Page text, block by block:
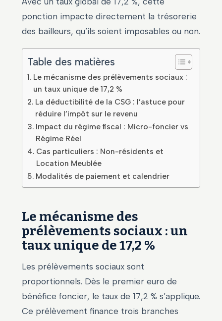
ponction impacte directement la trésorerie
des bailleurs, qu’ils soient imposables ou non.
Table des matières
Le mécanisme des prélèvements sociaux :
un taux unique de 17,2 %
La déductibilité de la CSG : l’astuce pour
réduire l’impôt sur le revenu
Impact du régime fiscal : Micro-foncier vs
Régime Réel
Cas particuliers : Non-résidents et
Location Meublée
Modalités de paiement et calendrier
Le mécanisme des
prélèvements sociaux : un
taux unique de 17,2 %
Les prélèvements sociaux sont
proportionnels. Dès le premier euro de
bénéfice foncier, le taux de 17,2 % s’applique.
Ce prélèvement finance trois branches